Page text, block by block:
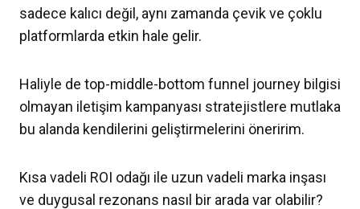
sadece kalıcı değil, aynı zamanda çevik ve çoklu
platformlarda etkin hale gelir.
Haliyle de top-middle-bottom funnel journey bilgisi
olmayan iletişim kampanyası stratejistlere mutlaka
bu alanda kendilerini geliştirmelerini öneririm.
Kısa vadeli ROI odağı ile uzun vadeli marka inşası
ve duygusal rezonans nasıl bir arada var olabilir?